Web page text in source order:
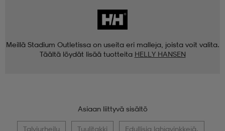
Meillä Stadium Outletissa on useita eri malleja, joista voit valita.
Täältä löydät lisää tuotteita HELLY HANSEN
Asiaan liittyvä sisältö
Talviurheilu Tuulitakki Edullisia lahjavinkkejä.